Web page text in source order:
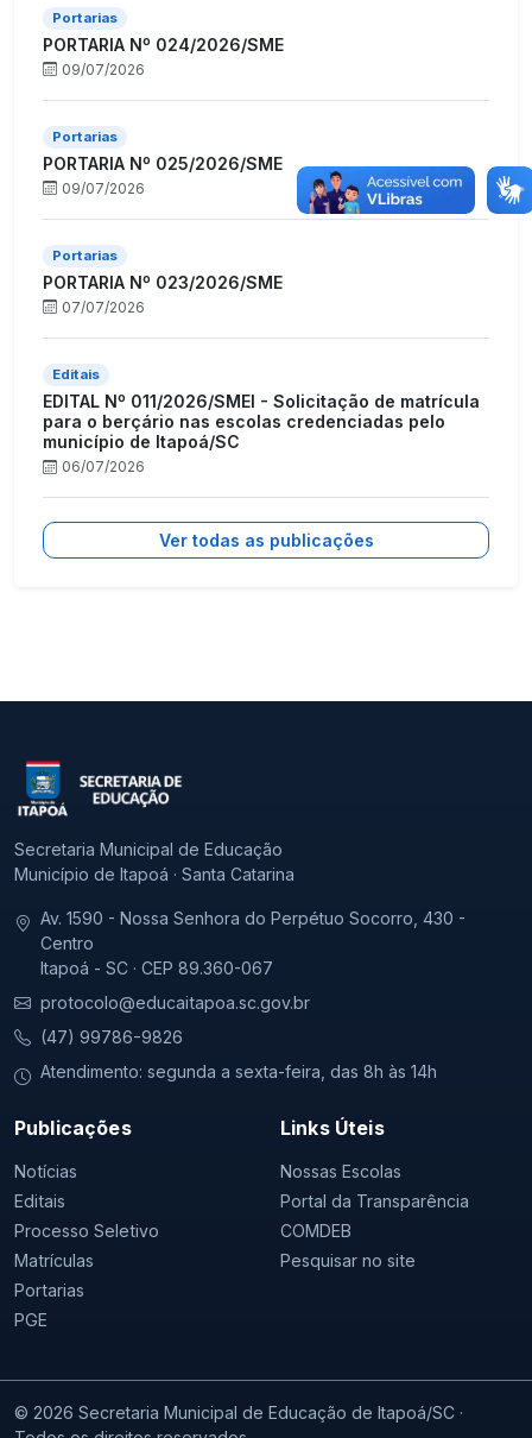
Portarias
PORTARIA Nº 024/2026/SME
09/07/2026
Portarias
PORTARIA Nº 025/2026/SME
09/07/2026
Portarias
PORTARIA Nº 023/2026/SME
07/07/2026
Editais
EDITAL Nº 011/2026/SMEI - Solicitação de matrícula
para o berçário nas escolas credenciadas pelo
município de Itapoá/SC
06/07/2026
Ver todas as publicações
Secretaria Municipal de Educação
Município de Itapoá · Santa Catarina
Av. 1590 - Nossa Senhora do Perpétuo Socorro, 430 -
Centro
Itapoá - SC · CEP 89.360-067
protocolo@educaitapoa.sc.gov.br
(47) 99786-9826
Atendimento: segunda a sexta-feira, das 8h às 14h
Publicações
Notícias
Editais
Processo Seletivo
Matrículas
Portarias
PGE
Links Úteis
Nossas Escolas
Portal da Transparência
COMDEB
Pesquisar no site
© 2026 Secretaria Municipal de Educação de Itapoá/SC ·